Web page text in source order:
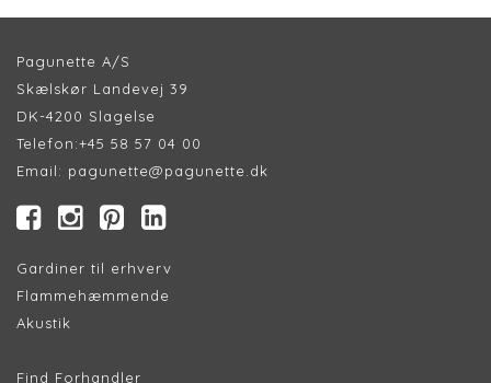
Pagunette A/S
Skælskør Landevej 39
DK-4200 Slagelse
Telefon:+45 58 57 04 00
Email: pagunette@pagunette.dk
Gardiner til erhverv
Flammehæmmende
Akustik
Find Forhandler